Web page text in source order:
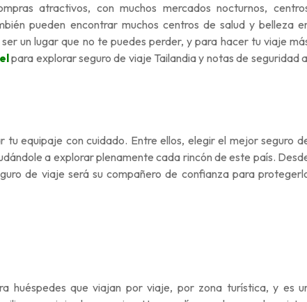
atractivos, con muchos mercados nocturnos,
pueden encontrar muchos centros de salud y belleza
un lugar que no te puedes perder, y para hacer tu viaje
para explorar seguro de viaje Tailandia y notas de seguridad
tu equipaje con cuidado. Entre ellos, elegir el mejor seguro
a explorar plenamente cada rincón de este país.
de viaje será su compañero de confianza para
huéspedes que viajan por viaje, por zona turística, y es